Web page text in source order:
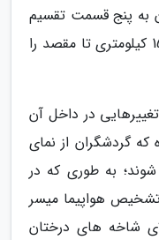
به پنج قسمت تقسیم
شده و به وسیله کامیون ها مسیر 150 کیلومتری تا مقصد را
از اعمال تغییرهایی در داخل آن
گردشگران از نمای
به طوری که در
هواپیما میسر
شاخه های درختان